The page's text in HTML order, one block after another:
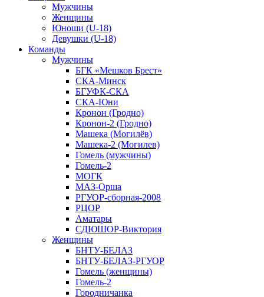
Мужчины
Женщины
Юноши (U-18)
Девушки (U-18)
Команды
Мужчины
БГК «Мешков Брест»
СКА-Минск
БГУФК-СКА
СКА-Юни
Кронон (Гродно)
Кронон-2 (Гродно)
Машека (Могилёв)
Машека-2 (Могилев)
Гомель (мужчины)
Гомель-2
МОГК
МАЗ-Орша
РГУОР-сборная-2008
РЦОР
Аматары
СДЮШОР-Виктория
Женщины
БНТУ-БЕЛАЗ
БНТУ-БЕЛАЗ-РГУОР
Гомель (женщины)
Гомель-2
Городничанка